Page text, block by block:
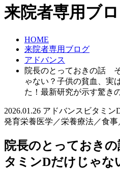
来院者専用ブ
HOME
来院者専用ブログ
アドバンス
院長のとっておきの話
ゃない？子供の貧血、実
た！最新研究が示す驚
2026.01.26 アドバンス ビタミン
発育栄養医学／栄養療法／食事
院長のとっておき
タミンDだけじゃな